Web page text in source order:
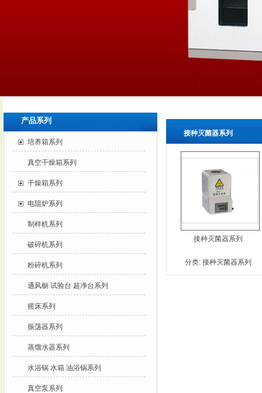
接种灭菌器系列
接种灭菌器系列
分类: 接种灭菌器系列
产品系列
培养箱系列
真空干燥箱系列
干燥箱系列
电阻炉系列
制样机系列
破碎机系列
粉碎机系列
通风橱 试验台 超净台系列
摇床系列
振荡器系列
蒸馏水器系列
水浴锅 水箱 油浴锅系列
真空泵系列